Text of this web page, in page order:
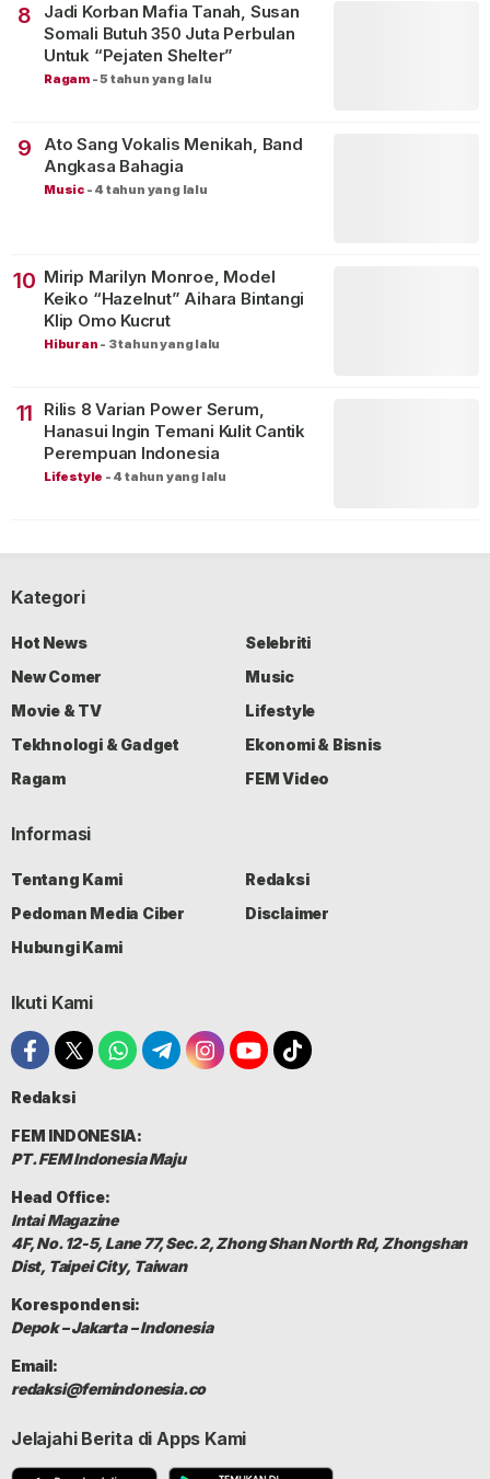
8
Jadi Korban Mafia Tanah, Susan
Somali Butuh 350 Juta Perbulan
Untuk “Pejaten Shelter”
Ragam -5 tahun yang lalu
9
Ato Sang Vokalis Menikah, Band
Angkasa Bahagia
Music - 4 tahun yang lalu
10 Mirip Marilyn Monroe, Model
Keiko “Hazelnut” Aihara Bintangi
Klip Omo Kucrut
Hiburan - 3 tahun yang lalu
11
Rilis 8 Varian Power Serum,
Hanasui Ingin Temani Kulit Cantik
Perempuan Indonesia
Lifestyle - 4 tahun yang lalu
Kategori
Hot News
Selebriti
New Comer
Music
Movie & TV
Lifestyle
Tekhnologi & Gadget
Ekonomi & Bisnis
Ragam
FEM Video
Informasi
Tentang Kami
Redaksi
Pedoman Media Ciber
Disclaimer
Hubungi Kami
Ikuti Kami
Redaksi
FEM INDONESIA:
PT. FEM Indonesia Maju
Head Office:
Intai Magazine
4F, No. 12-5, Lane 77, Sec. 2, Zhong Shan North Rd, Zhongshan
Dist, Taipei City, Taiwan
Korespondensi:
Depok – Jakarta – Indonesia
Email:
redaksi@femindonesia.co
Jelajahi Berita di Apps Kami